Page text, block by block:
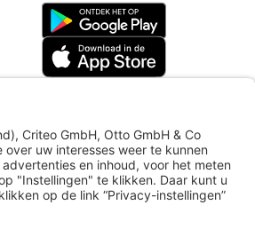
limango.de limango.pl